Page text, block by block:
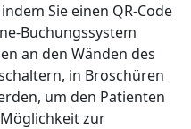
Sie einen QR-Code
Buchungssystem
an den Wänden des
in Broschüren
um den Patienten
zur